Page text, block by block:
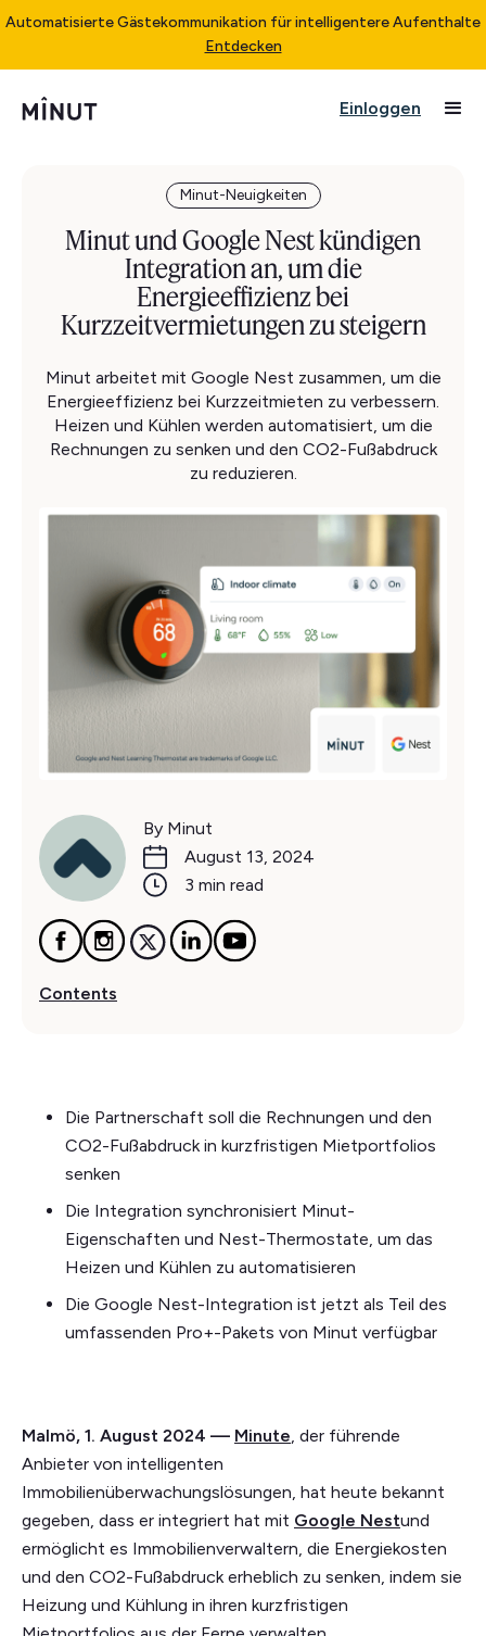
Automatisierte Gästekommunikation für intelligentere Aufenthalte
Entdecken
Einloggen
Minut-Neuigkeiten
Minut und Google Nest kündigen
Integration an, um die
Energieeffizienz bei
Kurzzeitvermietungen zu steigern
Minut arbeitet mit Google Nest zusammen, um die
Energieeffizienz bei Kurzzeitmieten zu verbessern.
Heizen und Kühlen werden automatisiert, um die
Rechnungen zu senken und den CO2-Fußabdruck
zu reduzieren.
By Minut
August 13, 2024
3 min read
Contents
Die Partnerschaft soll die Rechnungen und den
CO2-Fußabdruck in kurzfristigen Mietportfolios
senken
Die Integration synchronisiert Minut-
Eigenschaften und Nest-Thermostate, um das
Heizen und Kühlen zu automatisieren
Die Google Nest-Integration ist jetzt als Teil des
umfassenden Pro+-Pakets von Minut verfügbar
Malmö, 1. August 2024 — Minute , der führende
Anbieter von intelligenten
Immobilienüberwachungslösungen, hat heute bekannt
gegeben, dass er integriert hat mit Google Nestund
ermöglicht es Immobilienverwaltern, die Energiekosten
und den CO2-Fußabdruck erheblich zu senken, indem sie
Heizung und Kühlung in ihren kurzfristigen